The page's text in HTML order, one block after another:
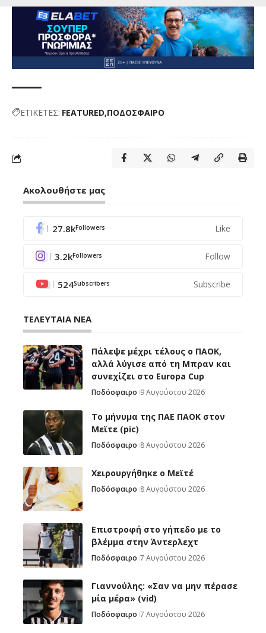
ΕΤΙΚΕΤΕΣ: FEATURED ΠΟΔΟΣΦΑΙΡΟ
Ακολουθήστε μας
27.8kFollowers Like
3.2kFollowers Follow
524Subscribers Subscribe
ΤΕΛΕΥΤΑΙΑ ΝΕΑ
Πάλεψε μέχρι τέλους ο ΠΑΟΚ,
αλλά λύγισε από τη Μπραν και
συνεχίζει στο Europa Cup
Ποδόσφαιρο 9 Αυγούστου 2026
Το μήνυμα της ΠΑΕ ΠΑΟΚ στον
Μεϊτε (pic)
Ποδόσφαιρο 8 Αυγούστου 2026
Χειρουργήθηκε ο Μεϊτέ
Ποδόσφαιρο 8 Αυγούστου 2026
Επιστροφή στο γήπεδο με το
βλέμμα στην Άντερλεχτ
Ποδόσφαιρο 7 Αυγούστου 2026
Γιαννούλης: «Σαν να μην πέρασε
μία μέρα» (vid)
Ποδόσφαιρο 7 Αυγούστου 2026